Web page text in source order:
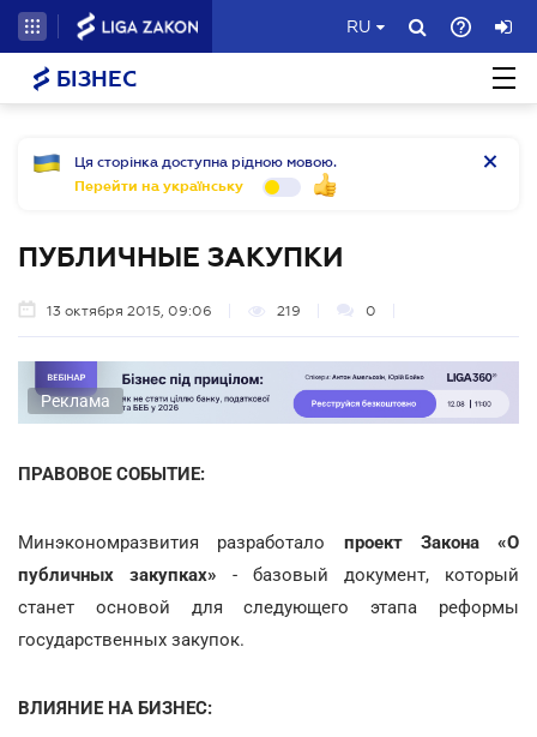
RU
БІЗНЕС
Ця сторінка доступна рідною мовою.
Перейти на українську
ПУБЛИЧНЫЕ ЗАКУПКИ
13 октября 2015, 09:06 219 0
Реклама
ПРАВОВОЕ СОБЫТИЕ:
Минэкономразвития разработало проект Закона «О
публичных закупках» - базовый документ, который
станет основой для следующего этапа реформы
государственных закупок.
ВЛИЯНИЕ НА БИЗНЕС: